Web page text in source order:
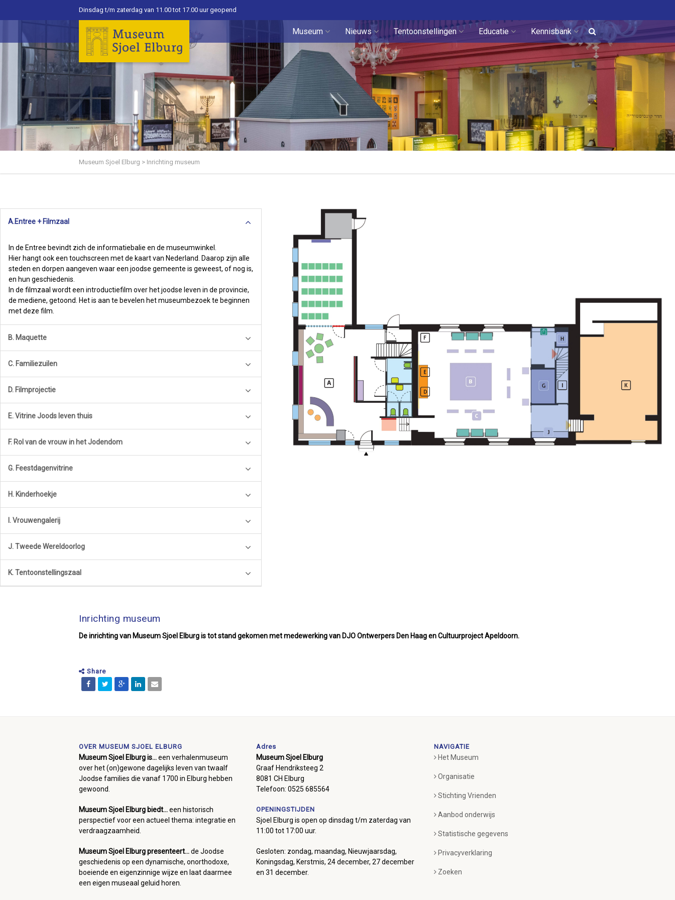
Dinsdag t/m zaterdag van 11.00 tot 17.00 uur geopend
Museum Nieuws Tentoonstellingen Educatie Kennisbank
Museum Sjoel Elburg > Inrichting museum
A.Entree + Filmzaal
In de Entree bevindt zich de informatiebalie en de museumwinkel.
Hier hangt ook een touchscreen met de kaart van Nederland. Daarop zijn alle
steden en dorpen aangeven waar een joodse gemeente is geweest, of nog is,
en hun geschiedenis.
In de filmzaal wordt een introductiefilm over het joodse leven in de provincie,
de mediene, getoond. Het is aan te bevelen het museumbezoek te beginnen
met deze film.
B. Maquette
C. Familiezuilen
D. Filmprojectie
E. Vitrine Joods leven thuis
F. Rol van de vrouw in het Jodendom
G. Feestdagenvitrine
H. Kinderhoekje
I. Vrouwengalerij
J. Tweede Wereldoorlog
K. Tentoonstellingszaal
Inrichting museum
De inrichting van Museum Sjoel Elburg is tot stand gekomen met medewerking van DJO Ontwerpers Den Haag en Cultuurproject Apeldoorn.
Share
OVER MUSEUM SJOEL ELBURG
Museum Sjoel Elburg is...een verhalenmuseum
over het (on)gewone dagelijks leven van twaalf
Joodse families die vanaf 1700 in Elburg hebben
gewoond.
Museum Sjoel Elburg biedt...een historisch
perspectief voor een actueel thema: integratie en
verdraagzaamheid.
Museum Sjoel Elburg presenteert...de Joodse
geschiedenis op een dynamische, onorthodoxe,
boeiende en eigenzinnige wijze en laat daarmee
een eigen museaal geluid horen.
Adres
Museum Sjoel Elburg
Graaf Hendriksteeg 2
8081 CH Elburg
Telefoon: 0525 685564
OPENINGSTIJDEN
Sjoel Elburg is open op dinsdag t/m zaterdag van
11:00 tot 17:00 uur.
Gesloten: zondag, maandag, Nieuwjaarsdag,
Koningsdag, Kerstmis, 24 december, 27 december
en 31 december.
NAVIGATIE
Het Museum
Organisatie
Stichting Vrienden
Aanbod onderwijs
Statistische gegevens
Privacyverklaring
Zoeken